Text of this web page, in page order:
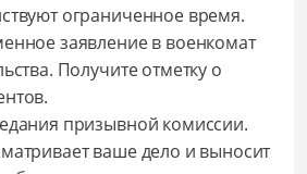
ограниченное время.
заявление в военкомат
Получите отметку о
призывной комиссии.
ваше дело и выносит